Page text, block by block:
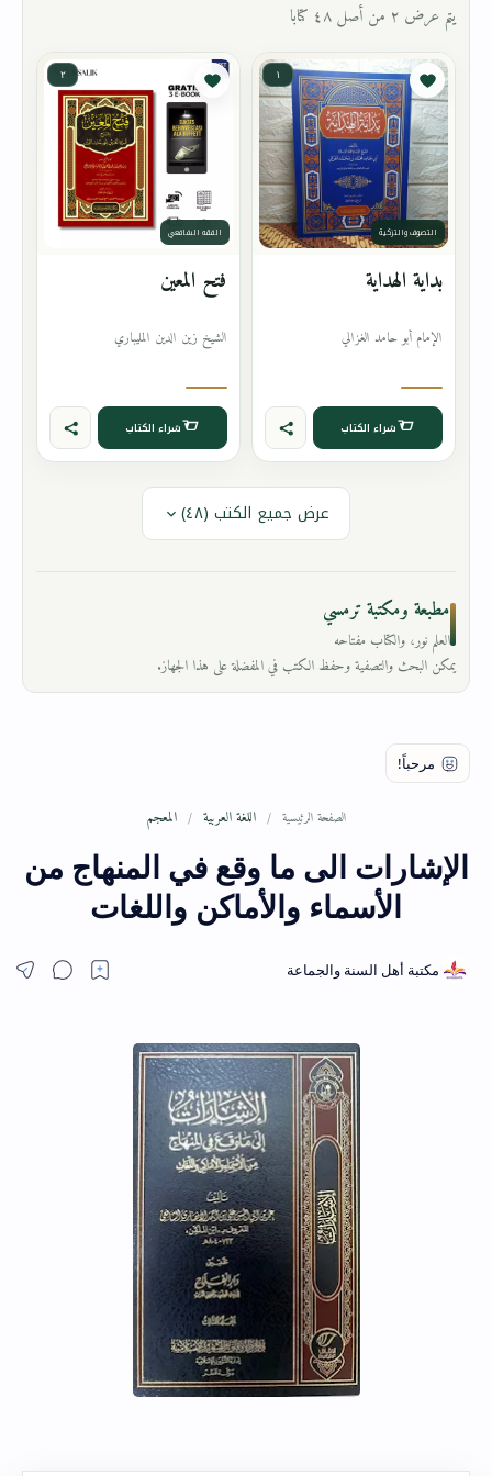
يتم عرض ٢ من أصل ٤٨ كتابا
١
التصوف والتزكية
بداية الهداية
الإمام أبو حامد الغزالي
شراء الكتاب
٢
الفقه الشافعي
فتح المعين
الشيخ زين الدين المليباري
شراء الكتاب
عرض جميع الكتب (٤٨)
مطبعة ومكتبة ترمسي
العلم نور، والكتاب مفتاحه
يمكن البحث والتصفية وحفظ الكتب في المفضلة على هذا الجهاز.
الصفحة الرئيسية اللغة العربية المعجم
الإشارات الى ما وقع في المنهاج من
الأسماء والأماكن واللغات